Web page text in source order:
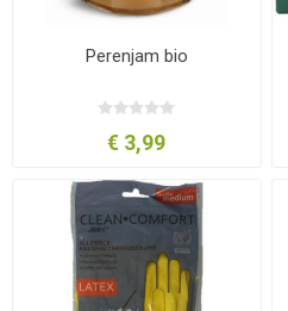
Perenjam bio
€ 3,99